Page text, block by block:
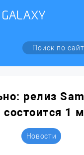
релиз
состоится 1
Новости